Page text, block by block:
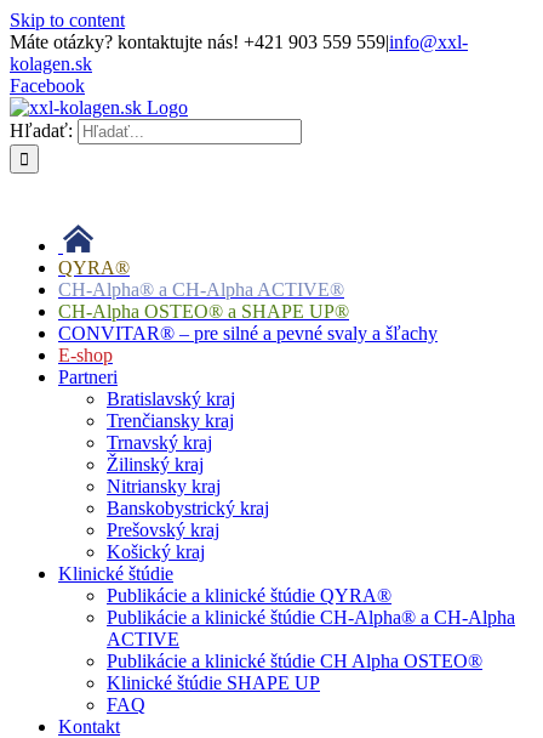
Skip to content
Máte otázky? kontaktujte nás! +421 903 559 559|info@xxl-
kolagen.sk
Facebook
Hľadať:
QYRA®
CH-Alpha® a CH-Alpha ACTIVE®
CH-Alpha OSTEO® a SHAPE UP®
CONVITAR® – pre silné a pevné svaly a šľachy
E-shop
Partneri
Bratislavský kraj
Trenčiansky kraj
Trnavský kraj
Žilinský kraj
Nitriansky kraj
Banskobystrický kraj
Prešovský kraj
Košický kraj
Klinické štúdie
Publikácie a klinické štúdie QYRA®
Publikácie a klinické štúdie CH-Alpha® a CH-Alpha
ACTIVE
Publikácie a klinické štúdie CH Alpha OSTEO®
Klinické štúdie SHAPE UP
FAQ
Kontakt